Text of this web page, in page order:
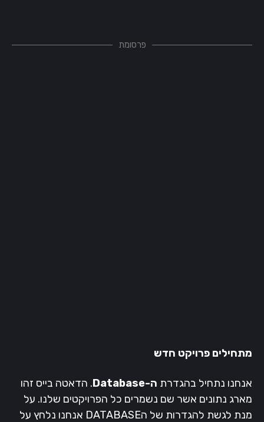
פרסומת
מתחילים פרויקט חדש
אנחנו נתחיל בהגדרת ה-Database
. הדאטה בייס זהו
מארג נתונים אשר שם נשמרים כל הפרויקטים שלנו. על
מנת לגשת להגדרות של הDATABASE אנחנו נלחץ על